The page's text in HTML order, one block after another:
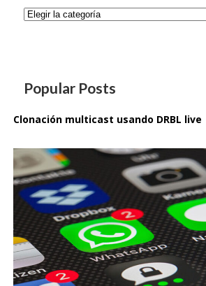
Categorías
Popular Posts
Clonación multicast usando DRBL live